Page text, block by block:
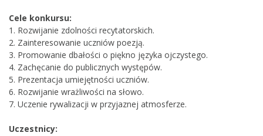
Cele konkursu:
1. Rozwijanie zdolności recytatorskich.
2. Zainteresowanie uczniów poezją.
3. Promowanie dbałości o piękno języka ojczystego.
4. Zachęcanie do publicznych występów.
5. Prezentacja umiejętności uczniów.
6. Rozwijanie wrażliwości na słowo.
7. Uczenie rywalizacji w przyjaznej atmosferze.
Uczestnicy: